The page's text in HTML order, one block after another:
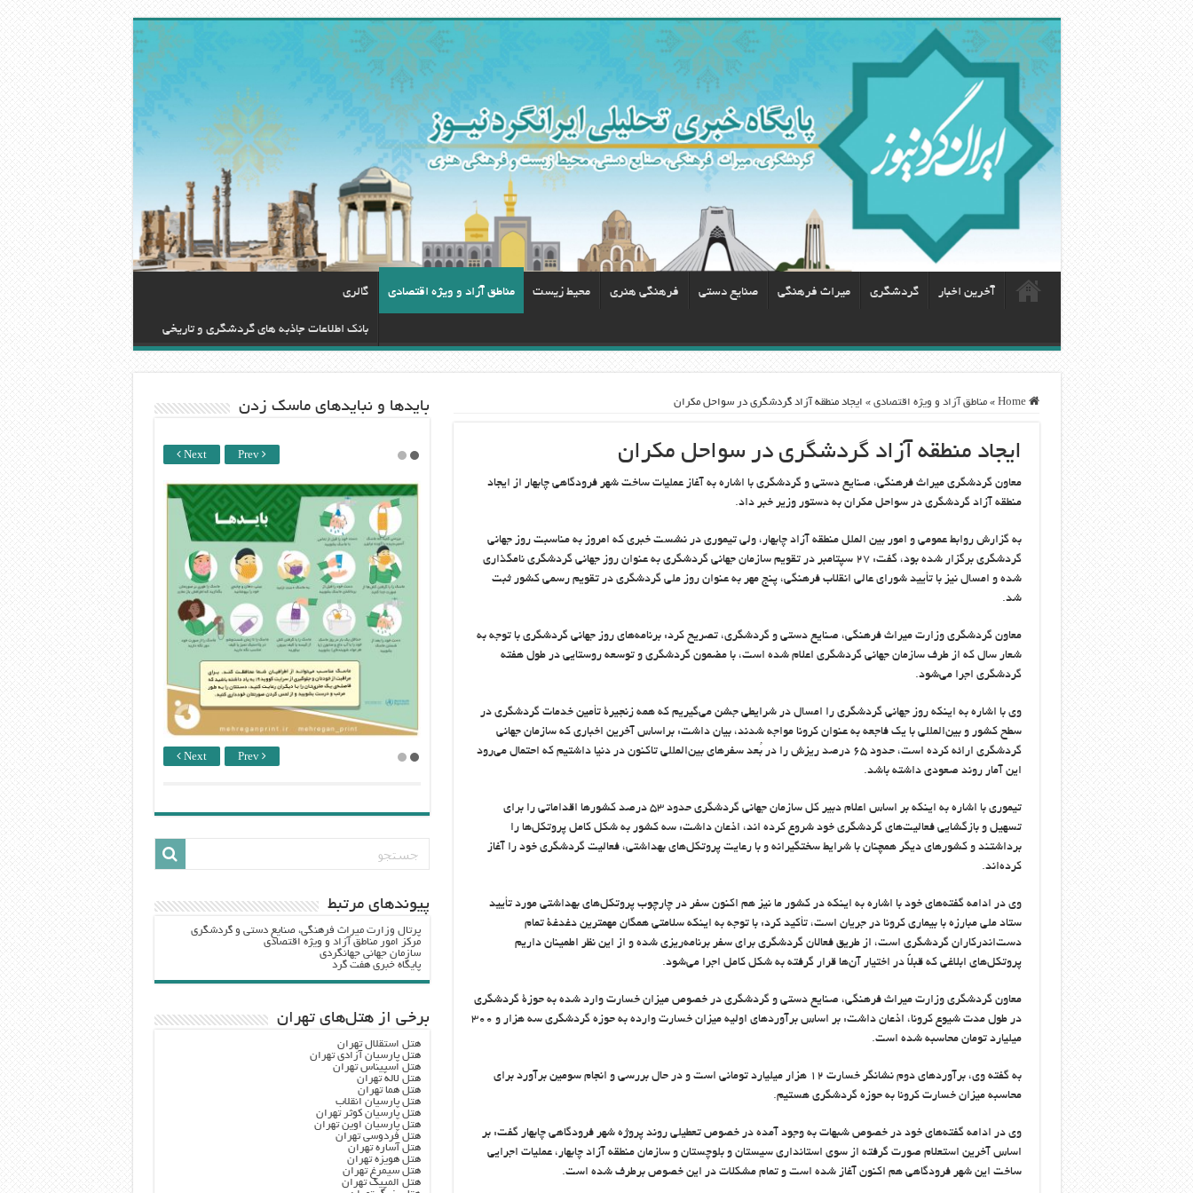
آخرین اخبار گردشگری ميراث فرهنگی صنایع دستی فرهنگی هنری محيط زيست مناطق آزاد و ویژه اقتصادی گالری
بانک اطلاعات جاذبه های گردشگری و تاریخی
Home
» مناطق آزاد و ویژه اقتصادی » ایجاد منطقه آزاد گردشگری در سواحل مکران
ایجاد منطقه آزاد گردشگری در سواحل مکران
معاون گردشگری میراث فرهنگی، صنایع دستی و گردشگری با اشاره به آغاز عملیات ساخت شهر فرودگاهی چابهار از ایجاد
منطقه آزاد گردشگری در سواحل مکران به دستور وزیر خبر داد.
به گزارش روابط عمومی و امور بین الملل منطقه آزاد چابهار، ولی تیموری در نشست خبری که امروز به مناسبت روز جهانی
گردشگری برگزار شده بود، گفت: ۲۷ سپتامبر در تقویم سازمان جهانی گردشگری به عنوان روز جهانی گردشگری نامگذاری
شده و امسال نیز با تأیید شورای عالی انقلاب فرهنگی، پنج مهر به عنوان روز ملی گردشگری در تقویم رسمی کشور ثبت
شد.
معاون گردشگری وزارت میراث فرهنگی، صنایع دستی و گردشگری، تصریح کرد: برنامه‌های روز جهانی گردشگری با توجه به
شعار سال که از طرف سازمان جهانی گردشگری اعلام شده است، با مضمون گردشگری و توسعه روستایی در طول هفته
گردشگری اجرا می‌شود.
وی با اشاره به اینکه روز جهانی گردشگری را امسال در شرایطی جشن می‌گیریم که همه زنجیرۀ تأمین خدمات گردشگری در
سطح کشور و بین‌المللی با یک فاجعه به عنوان کرونا مواجه شدند، بیان داشت: براساس آخرین اخباری که سازمان جهانی
گردشگری ارائه کرده است، حدود ۶۵ درصد ریزش را در بُعد سفر‌های بین‌المللی تاکنون در دنیا داشتیم که احتمال می‌رود
این آمار روند صعودی داشته باشد.
تیموری با اشاره به اینکه بر اساس اعلام دبیر کل سازمان جهانی گردشگری حدود ۵۳ درصد کشور‌ها اقداماتی را برای
تسهیل و بازگشایی فعالیت‌های گردشگری خود شروع کرده اند، اذعان داشت: سه کشور به شکل کامل پروتکل‌ها را
برداشتند و کشور‌های دیگر همچنان با شرایط سختگیرانه و با رعایت پروتکل‌های بهداشتی، فعالیت گردشگری خود را آغاز
کرده‌اند.
وی در ادامه گفته‌های خود با اشاره به اینکه در کشور ما نیز هم اکنون سفر در چارچوب پروتکل‌های بهداشتی مورد تأیید
ستاد ملی مبارزه با بیماری کرونا در جریان است، تأکید کرد: با توجه به اینکه سلامتی همگان مهمترین دغدغۀ تمام
دست‌اندرکاران گردشگری است، از طریق فعالان گردشگری برای سفر برنامه‌ریزی شده و از این نظر اطمینان داریم
پروتکل‌های ابلاغی که قبلاً در اختیار آن‌ها قرار گرفته به شکل کامل اجرا می‌شود.
معاون گردشگری وزارت میراث فرهنگی، صنایع دستی و گردشگری در خصوص میزان خسارت وارد شده به حوزۀ گردشگری
در طول مدت شیوع کرونا، اذعان داشت: بر اساس برآورد‌های اولیه میزان خسارت وارده به حوزه گردشگری سه هزار و ۳۰۰
میلیارد تومان محاسبه شده است.
به گفته وی، برآورد‌های دوم نشانگر خسارت ۱۲ هزار میلیارد تومانی است و در حال بررسی و انجام سومین برآورد برای
محاسبه میزان خسارت کرونا به حوزه گردشگری هستیم.
وی در ادامه گفته‌های خود در خصوص شبهات به وجود آمده در خصوص تعطیلی روند پروژه شهر فرودگاهی چابهار گفت: بر
اساس آخرین استعلام صورت گرفته از سوی استانداری سیستان و بلوچستان و سازمان منطقه آزاد چابهار، عملیات اجرایی
ساخت این شهر فرودگاهی هم اکنون آغاز شده است و تمام مشکلات در این خصوص برطرف شده است.
باید‌ها و نبایدهای ماسک زدن
Next Prev
Next Prev
پيوندهاي مرتبط
پرتال وزارت ميراث فرهنگي، صنایع دستی و گردشگري
مرکز امور مناطق آزاد و ویژه اقتصادی
سازمان جهانی جهانگردی
پایگاه خبری هفت گرد
برخی از هتل‌های تهران
هتل استقلال تهران
هتل پارسیان آزادی تهران
هتل اسپیناس تهران
هتل لاله تهران
هتل هما تهران
هتل پارسیان انقلاب
هتل پارسیان کوثر تهران
هتل پارسیان اوین تهران
هتل فردوسی تهران
هتل آساره تهران
هتل هویزه تهران
هتل سیمرغ تهران
هتل المپیک تهران